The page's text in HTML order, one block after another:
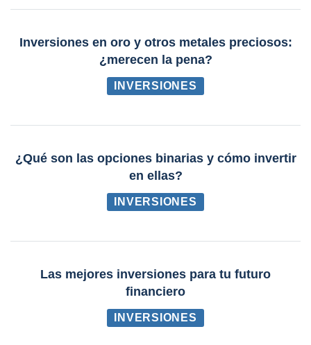
Inversiones en oro y otros metales preciosos:
¿merecen la pena?
INVERSIONES
¿Qué son las opciones binarias y cómo invertir
en ellas?
INVERSIONES
Las mejores inversiones para tu futuro
financiero
INVERSIONES